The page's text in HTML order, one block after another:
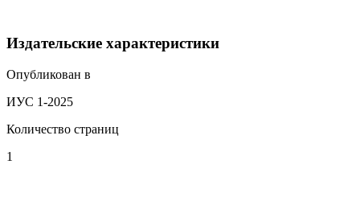
Издательские характеристики
Опубликован в
ИУС 1-2025
Количество страниц
1